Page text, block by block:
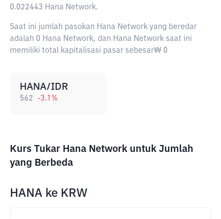
0.022443 Hana Network.
Saat ini jumlah pasokan Hana Network yang beredar
adalah 0 Hana Network, dan Hana Network saat ini
memiliki total kapitalisasi pasar sebesar₩ 0
HANA/IDR
562 -3.1 %
Kurs Tukar Hana Network untuk Jumlah
yang Berbeda
HANA ke KRW